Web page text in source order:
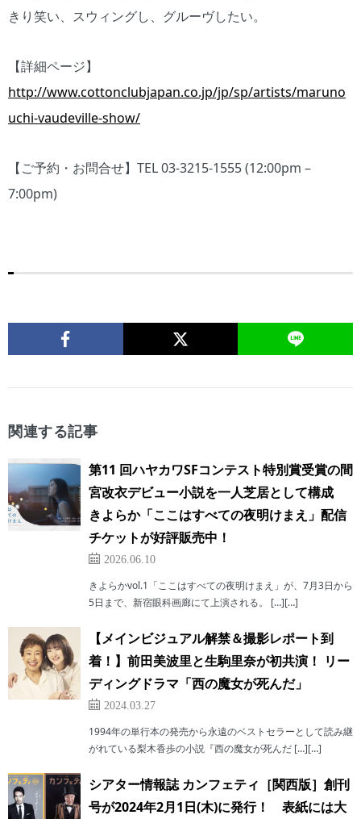
きり笑い、スウィングし、グルーヴしたい。
【詳細ページ】
http://www.cottonclubjapan.co.jp/jp/sp/artists/maruno
uchi-vaudeville-show/
【ご予約・お問合せ】TEL 03-3215-1555 (12:00pm –
7:00pm)
関連する記事
第11 回ハヤカワSFコンテスト特別賞受賞の間
宮改衣デビュー小説を一人芝居として構成
きよらか「ここはすべての夜明けまえ」配信
チケットが好評販売中！
2026.06.10
きよらかvol.1「ここはすべての夜明けまえ」が、7月3日から
5日まで、新宿眼科画廊にて上演される。 […][…]
【メインビジュアル解禁＆撮影レポート到
着！】前田美波里と生駒里奈が初共演！ リー
ディングドラマ「西の魔女が死んだ」
2024.03.27
1994年の単行本の発売から永遠のベストセラーとして読み継
がれている梨木香歩の小説『西の魔女が死んだ […][…]
シアター情報誌 カンフェティ［関西版］創刊
号が2024年2月1日(木)に発行！ 表紙には大